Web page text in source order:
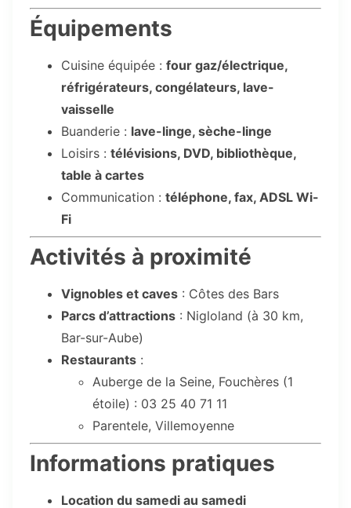
Équipements
Cuisine équipée : four gaz/électrique,
réfrigérateurs, congélateurs, lave-
vaisselle
Buanderie : lave-linge, sèche-linge
Loisirs : télévisions, DVD, bibliothèque,
table à cartes
Communication : téléphone, fax, ADSL Wi-
Fi
Activités à proximité
Vignobles et caves : Côtes des Bars
Parcs d’attractions : Nigloland (à 30 km,
Bar-sur-Aube)
Restaurants :
Auberge de la Seine, Fouchères (1
étoile) : 03 25 40 71 11
Parentele, Villemoyenne
Informations pratiques
Location du samedi au samedi